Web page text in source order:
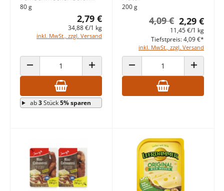
80 g
2,79 €
34,88 €/1 kg
inkl. MwSt., zzgl. Versand
ANZAHL VERRINGERN ANZAHL ERHÖHEN
ab3Stück5% sparen
200 g
2,29 €
4,09 €
11,45 €/1 kg
inkl. MwSt., zzgl. Versand
Tiefstpreis: 4,09 €*
ANZAHL VERRINGERN ANZAHL